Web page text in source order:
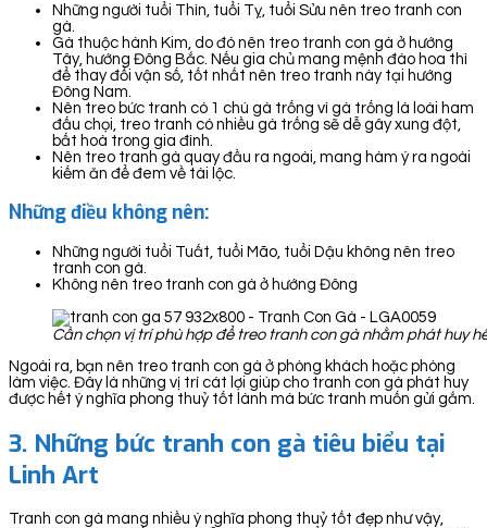
Những người tuổi Thìn, tuổi Tỵ, tuổi Sửu nên treo tranh con
gà.
Gà thuộc hành Kim, do đó nên treo tranh con gà ở hướng
Tây, hướng Đông Bắc. Nếu gia chủ mang mệnh đào hoa thì
để thay đổi vận số, tốt nhất nên treo tranh này tại hướng
Đông Nam.
Nên treo bức tranh có 1 chú gà trống vì gà trống là loài ham
đấu chọi, treo tranh có nhiều gà trống sẽ dễ gây xung đột,
bất hoà trong gia đình.
Nên treo tranh gà quay đầu ra ngoài, mang hàm ý ra ngoài
kiếm ăn để đem về tài lộc.
Những điều không nên:
Những người tuổi Tuất, tuổi Mão, tuổi Dậu không nên treo
tranh con gà.
Không nên treo tranh con gà ở hướng Đông
Cần chọn vị trí phù hợp để treo tranh con gà nhằm phát huy
Ngoài ra, bạn nên treo tranh con gà ở phòng khách hoặc phòng
làm việc. Đây là những vị trí cát lợi giúp cho tranh con gà phát huy
được hết ý nghĩa phong thuỷ tốt lành mà bức tranh muốn gửi gắm.
3. Những bức tranh con gà tiêu biểu tại
Linh Art
Tranh con gà mang nhiều ý nghĩa phong thuỷ tốt đẹp như vậy,